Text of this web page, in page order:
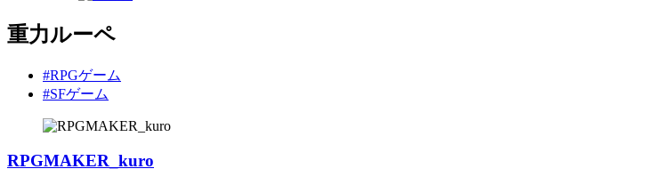
重力ルーペ
#RPGゲーム
#SFゲーム
RPGMAKER_kuro